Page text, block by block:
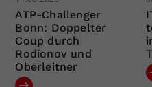
ATP-Challenger
Bonn: Doppelter
Coup durch
Rodionov und
Oberleitner